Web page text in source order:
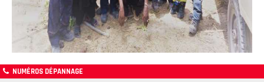
NUMÉROS DÉPANNAGE